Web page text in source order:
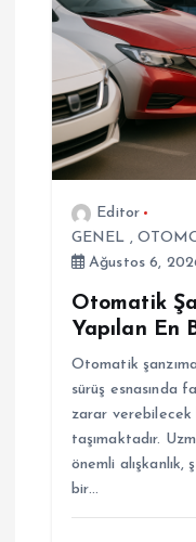
n
m
e
s
Editor
GENEL ,
Ağustos 6,
Otomatik
Yapılan En
Otomatik
sürüş esnasında
zarar
taşımaktadır.
önemli alışkanlık,
bir…